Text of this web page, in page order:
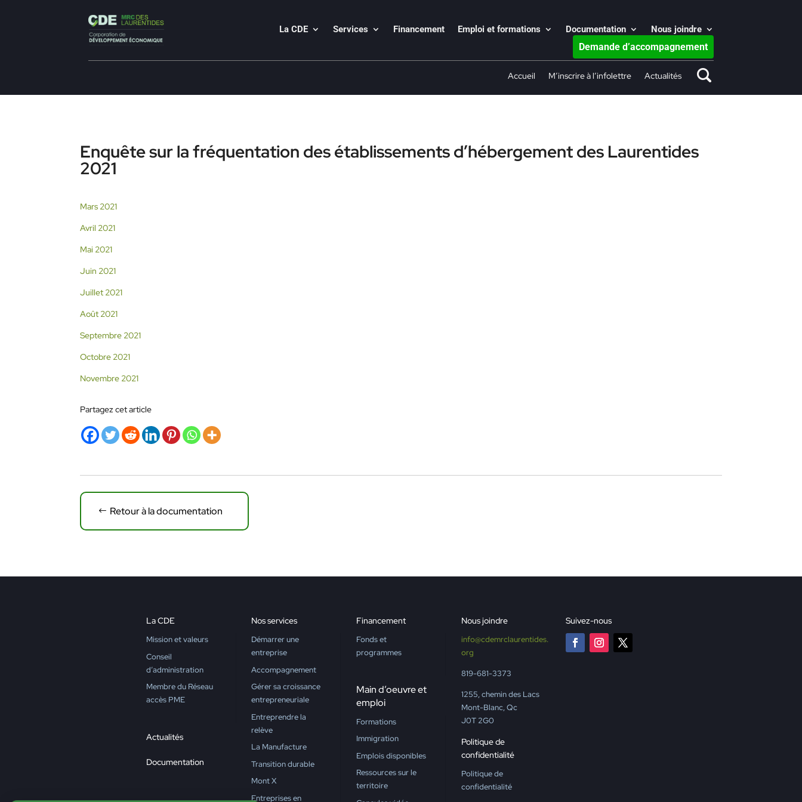
La CDE Services Financement Emploi et formations Documentation Nous joindre
Demande d’accompagnement
Accueil M’inscrire à l’infolettre Actualités
Enquête sur la fréquentation des établissements d’hébergement des Laurentides
2021
Mars 2021
Avril 2021
Mai 2021
Juin 2021
Juillet 2021
Août 2021
Septembre 2021
Octobre 2021
Novembre 2021
Partagez cet article
Retour à la documentation
La CDE
Mission et valeurs
Conseil
d’administration
Membre du Réseau
accès PME
Actualités
Documentation
Nos services
Démarrer une
entreprise
Accompagnement
Gérer sa croissance
entrepreneuriale
Entreprendre la
relève
La Manufacture
Transition durable
Mont X
Entreprises en
Financement
Fonds et
programmes
Main d’oeuvre et
emploi
Formations
Immigration
Emplois disponibles
Ressources sur le
territoire
Nous joindre
info@cdemrclaurentides.
org
819-681-3373
1255, chemin des Lacs
Mont-Blanc, Qc
J0T 2G0
Politique de
confidentialité
Politique de
confidentialité
Suivez-nous